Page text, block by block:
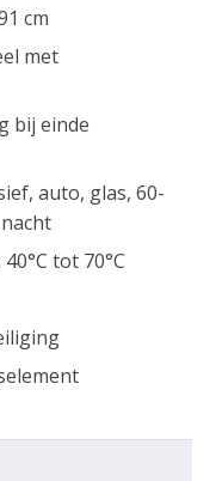
cm
met
bij einde
auto, glas, 60-
tot 70°C